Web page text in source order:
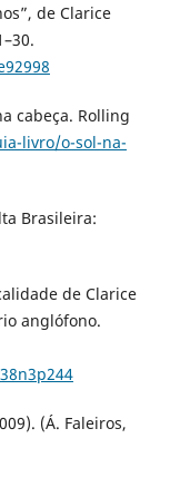
de Clarice
cabeça. Rolling
livro/o-sol-na-
Brasileira:
de Clarice
anglófono.
(Á. Faleiros,